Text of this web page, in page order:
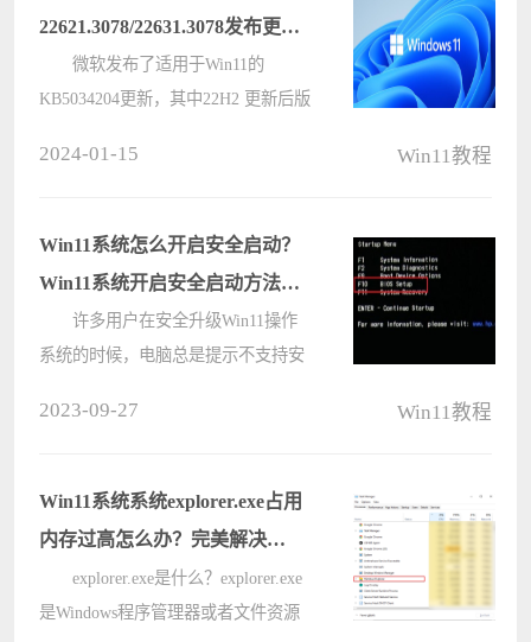
22621.3078/22631.3078发布更新
啦：新增了目视控制系统设置功
能
微软发布了适用于Win11的
KB5034204更新，其中22H2 更新后版
Zip 文件的问题，甚至还解决了用户
无法在&ld????
2024-01-15 Win11教程
Win11系统怎么开启安全启动？
Win11系统开启安全启动方法教
许多用户在安全升级Win11操作
系统的时候，电脑总是提示不支持安
么开启 1、首先我们重新启动计
算????
2023-09-27 Win11教程
Win11系统系统explorer.exe占用
内存过高怎么办？完美解决
explorer.exe占用高
explorer.exe是什么？explorer.exe
是Windows程序管理器或者文件资源